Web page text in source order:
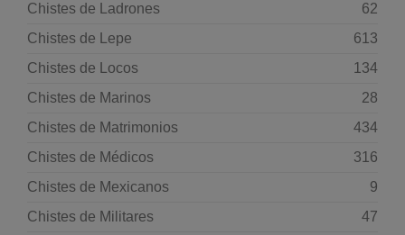
Chistes de Ladrones
62
Chistes de Lepe
613
Chistes de Locos
134
Chistes de Marinos
28
Chistes de Matrimonios
434
Chistes de Médicos
316
Chistes de Mexicanos
9
Chistes de Militares
47